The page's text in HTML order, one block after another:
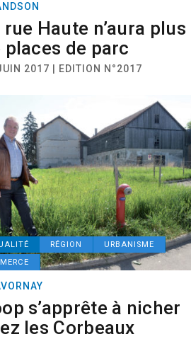
rue Haute n’aura plus
places de parc
2017 | EDITION N°2017
RÉGION
URBANISME
s’apprête à nicher
les Corbeaux